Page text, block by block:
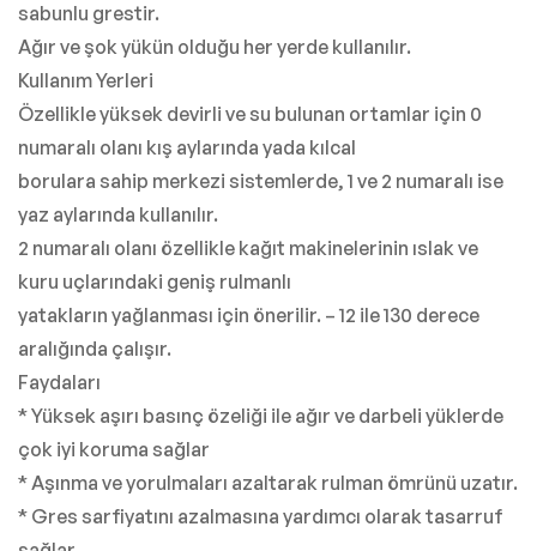
sabunlu grestir.
Ağır ve şok yükün olduğu her yerde kullanılır.
Kullanım Yerleri
Özellikle yüksek devirli ve su bulunan ortamlar için 0
numaralı olanı kış aylarında yada kılcal
borulara sahip merkezi sistemlerde, 1 ve 2 numaralı ise
yaz aylarında kullanılır.
2 numaralı olanı özellikle kağıt makinelerinin ıslak ve
kuru uçlarındaki geniş rulmanlı
yatakların yağlanması için önerilir. – 12 ile 130 derece
aralığında çalışır.
Faydaları
* Yüksek aşırı basınç özeliği ile ağır ve darbeli yüklerde
çok iyi koruma sağlar
* Aşınma ve yorulmaları azaltarak rulman ömrünü uzatır.
* Gres sarfiyatını azalmasına yardımcı olarak tasarruf